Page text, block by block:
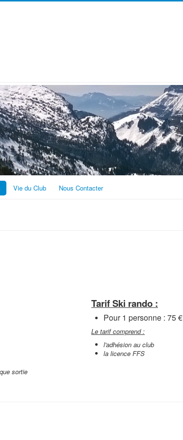
Vie du Club Nous Contacter
sortie
Tarif Ski rando :
Pour 1 personne : 75 €
Le tarif comprend :
l'adhésion au club
la licence FFS